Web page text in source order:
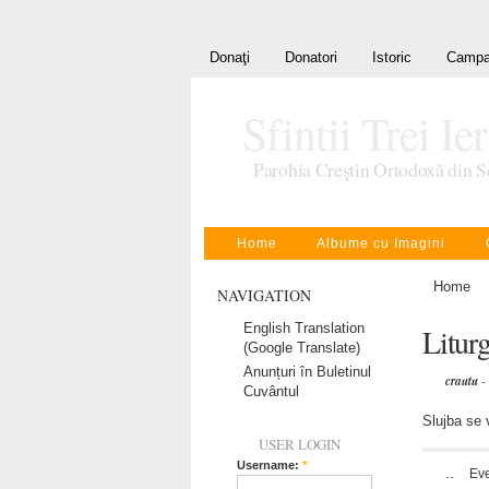
Donaţi Donatori Istoric
Parohia Creştin Ortodoxă din
Home Albume cu Imagini
NAVIGATION
English Translation
(Google Translate)
Anunțuri în Buletinul
Cuvântul
USER LOGIN
Username: *
Home
crautu -
Slujba se